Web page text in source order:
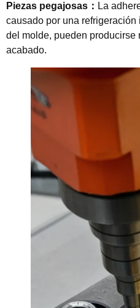
Piezas pegajosas ： La
causado por una
del molde, pueden producirse
acabado.